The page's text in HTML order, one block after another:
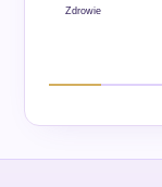
Zdrowie